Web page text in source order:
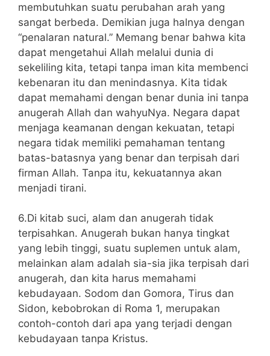
membutuhkan suatu perubahan arah yang
sangat berbeda. Demikian juga halnya dengan
“penalaran natural.” Memang benar bahwa kita
dapat mengetahui Allah melalui dunia di
sekeliling kita, tetapi tanpa iman kita membenci
kebenaran itu dan menindasnya. Kita tidak
dapat memahami dengan benar dunia ini tanpa
anugerah Allah dan wahyuNya. Negara dapat
menjaga keamanan dengan kekuatan, tetapi
negara tidak memiliki pemahaman tentang
batas-batasnya yang benar dan terpisah dari
firman Allah. Tanpa itu, kekuatannya akan
menjadi tirani.
6.Di kitab suci, alam dan anugerah tidak
terpisahkan. Anugerah bukan hanya tingkat
yang lebih tinggi, suatu suplemen untuk alam,
melainkan alam adalah sia-sia jika terpisah dari
anugerah, dan kita harus memahami
kebudayaan. Sodom dan Gomora, Tirus dan
Sidon, kebobrokan di Roma 1, merupakan
contoh-contoh dari apa yang terjadi dengan
kebudayaan tanpa Kristus.